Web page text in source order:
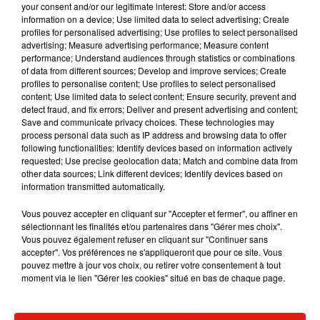
Wrote, deleted and re wrote this like 5 times... Still
not sure what exactly or how much I want to
share... However it’s so important to me for the
people in South Africa, a place that has
tremendous meaning to me and that has given me
SO SO MUCH, to know why I won’t be performing
at Afro Punk this NYE. The past five months I have
been quietly treating, and working through an
Autonomic Disorder. It been a journey that hasn’t
been easy on me... Sometimes I feel cool, and
other times not so cool at all. It’s a complicated
diagnoses , and I’m still learning so much myself,
but right now, my doctors are not clearing me for
such an extended lengthy flight, and doing a
rigorous show right after. I can’t put into words how
perform for you guys this NYE, there is simply no
your consent and/or our legitimate interest: Store and/or access
information on a device; Use limited data to select advertising; Create
profiles for personalised advertising; Use profiles to select personalised
advertising; Measure advertising performance; Measure content
performance; Understand audiences through statistics or combinations
of data from different sources; Develop and improve services; Create
profiles to personalise content; Use profiles to select personalised
content; Use limited data to select content; Ensure security, prevent and
detect fraud, and fix errors; Deliver and present advertising and content;
Save and communicate privacy choices. These technologies may
process personal data such as IP address and browsing data to offer
following functionalities: Identify devices based on information actively
requested; Use precise geolocation data; Match and combine data from
other data sources; Link different devices; Identify devices based on
information transmitted automatically.
Vous pouvez accepter en cliquant sur "Accepter et fermer", ou affiner en
sélectionnant les finalités et/ou partenaires dans "Gérer mes choix".
Vous pouvez également refuser en cliquant sur "Continuer sans
accepter". Vos préférences ne s'appliqueront que pour ce site. Vous
pouvez mettre à jour vos choix, ou retirer votre consentement à tout
moment via le lien "Gérer les cookies" situé en bas de chaque page.